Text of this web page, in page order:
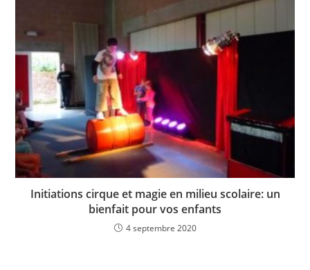
Initiations cirque et magie en milieu scolaire: un
bienfait pour vos enfants
4 septembre 2020